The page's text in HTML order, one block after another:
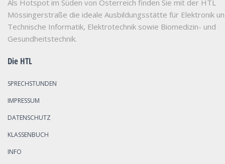
Als Hotspot im Süden von Österreich finden Sie mit der HTL
Mössingerstraße die ideale Ausbildungsstätte für Elektronik
Technische Informatik, Elektrotechnik sowie Biomedizin- und
Gesundheitstechnik.
Die HTL
SPRECHSTUNDEN
IMPRESSUM
DATENSCHUTZ
KLASSENBUCH
INFO